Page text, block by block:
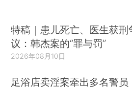
特稿｜患儿死亡、医生获刑
议：韩杰案的“罪与罚”
2026年08月10日
足浴店卖淫案牵出多名警员